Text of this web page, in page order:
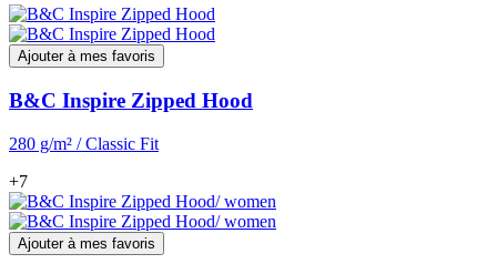
Ajouter à mes favoris
B&C Inspire Zipped Hood
280 g/m² / Classic Fit
+7
Ajouter à mes favoris